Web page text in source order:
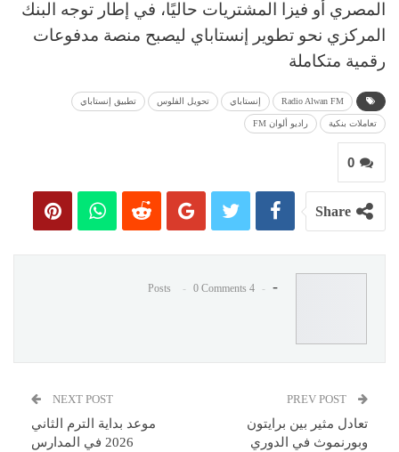
المصري أو فيزا المشتريات حاليًا، في إطار توجه البنك
المركزي نحو تطوير إنستاباي ليصبح منصة مدفوعات
رقمية متكاملة
Radio Alwan FM إنستاباي تحويل الفلوس تطبيق إنستاباي
تعاملات بنكية راديو ألوان FM
0
Share
-
4 Posts
0 Comments
تعادل مثير بين برايتون
وبورنموث في الدوري
NEXT POST
موعد بداية الترم الثاني
2026 في المدارس